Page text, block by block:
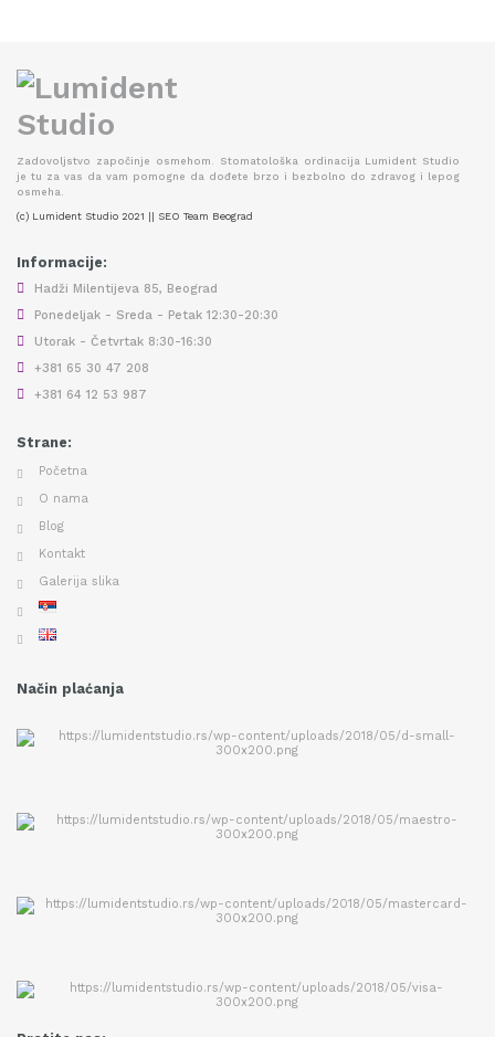
Zadovoljstvo započinje osmehom. Stomatološka ordinacija Lumident Studio
je tu za vas da vam pomogne da dođete brzo i bezbolno do zdravog i lepog
osmeha.
(c) Lumident Studio 2021 || SEO Team Beograd
Informacije:
Hadži Milentijeva 85, Beograd
Ponedeljak - Sreda - Petak 12:30-20:30
Utorak - Četvrtak 8:30-16:30
+381 65 30 47 208
+381 64 12 53 987
Strane:
Početna
O nama
Blog
Kontakt
Galerija slika
Način plaćanja